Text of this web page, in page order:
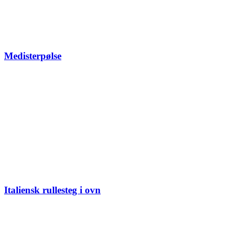
Medisterpølse
Italiensk rullesteg i ovn